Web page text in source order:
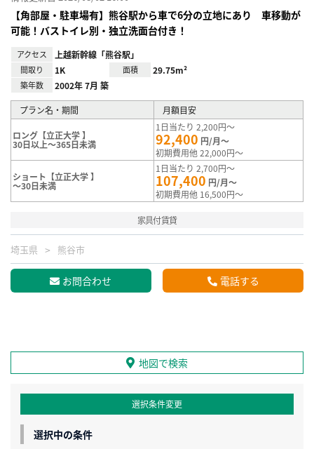
【角部屋・駐車場有】熊谷駅から車で6分の立地にあり 車移動が
可能！バストイレ別・独立洗面台付き！
アクセス 上越新幹線「熊谷駅」
間取り 1K 面積 29.75m²
築年数 2002年 7月 築
プラン名・期間 月額目安
ロング【立正大学 】
30日以上～365日未満
1日当たり 2,200円～
92,400 円/月～
初期費用他 22,000円～
ショート【立正大学 】
～30日未満
1日当たり 2,700円～
107,400 円/月～
初期費用他 16,500円～
家具付賃貸
埼玉県 熊谷市
お問合わせ 電話する
地図で検索
選択条件変更
選択中の条件